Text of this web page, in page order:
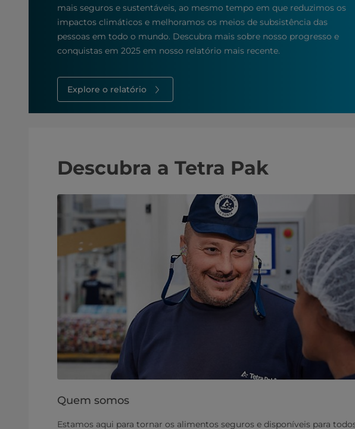
mais seguros e sustentáveis, ao mesmo tempo em que reduzimos os
impactos climáticos e melhoramos os meios de subsistência das
pessoas em todo o mundo. Descubra mais sobre nosso progresso e
conquistas em 2025 em nosso relatório mais recente.
Explore o relatório
Descubra a Tetra Pak
Quem somos
Estamos aqui para tornar os alimentos seguros e disponíveis para